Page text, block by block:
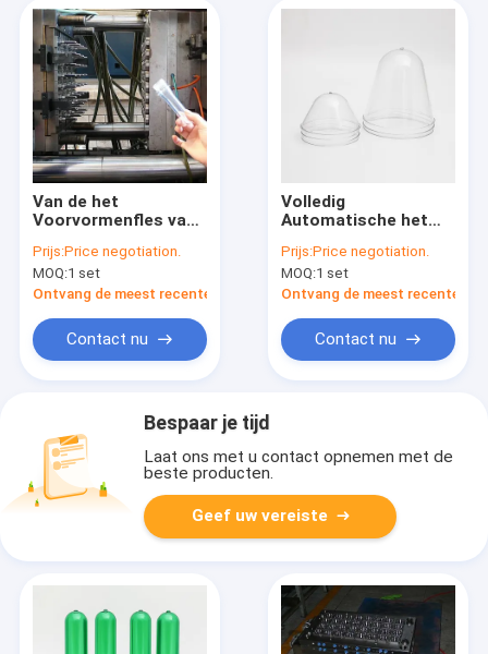
Van de het
Voorvormenfles van
de het
HUISDIERENinjectie
het Afgietselmachine
Cyclusduur
Prijs:Price negotiation.
MOQ:1 set
Ontvang de meest recente Prijs
Contact nu
Volledig
Automatische het
van de het
Afgietselmachine
van de
Servobesparingsenergie
Prijs:Price negotiation.
MOQ:1 set
Ontvang de meest recente
Contact nu
Bespaar je tijd
Laat ons met u contact opnemen met de
beste producten.
Geef uw vereiste